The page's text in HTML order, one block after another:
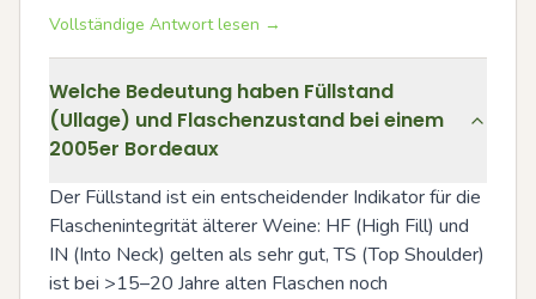
Vollständige Antwort lesen →
Welche Bedeutung haben Füllstand
(Ullage) und Flaschenzustand bei einem
2005er Bordeaux
Der Füllstand ist ein entscheidender Indikator für die
Flaschenintegrität älterer Weine: HF (High Fill) und
IN (Into Neck) gelten als sehr gut, TS (Top Shoulder)
ist bei >15–20 Jahre alten Flaschen noch